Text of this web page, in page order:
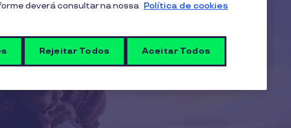
deverá consultar na nossa Política de cookies
Rejeitar Todos Aceitar Todos